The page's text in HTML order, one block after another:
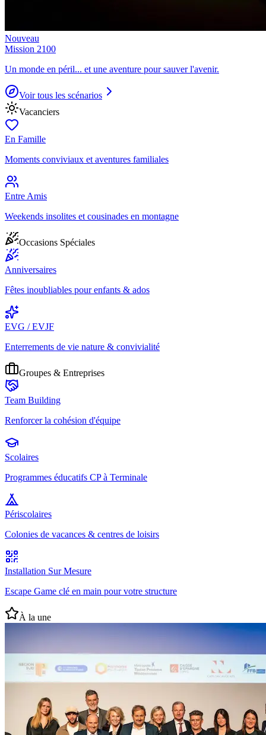
Nouveau
Mission 2100
Un monde en péril... et une aventure pour sauver l'avenir.
Voir tous les scénarios
Vacanciers
En Famille
Moments conviviaux et aventures familiales
Entre Amis
Weekends insolites et cousinades en montagne
Occasions Spéciales
Anniversaires
Fêtes inoubliables pour enfants & ados
EVG / EVJF
Enterrements de vie nature & convivialité
Groupes & Entreprises
Team Building
Renforcer la cohésion d'équipe
Scolaires
Programmes éducatifs CP à Terminale
Périscolaires
Colonies de vacances & centres de loisirs
Installation Sur Mesure
Escape Game clé en main pour votre structure
À la une